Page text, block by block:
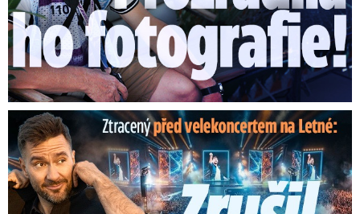
Ztracený škrtl ohňostroj na Letné! Ještě nezačal a už ...